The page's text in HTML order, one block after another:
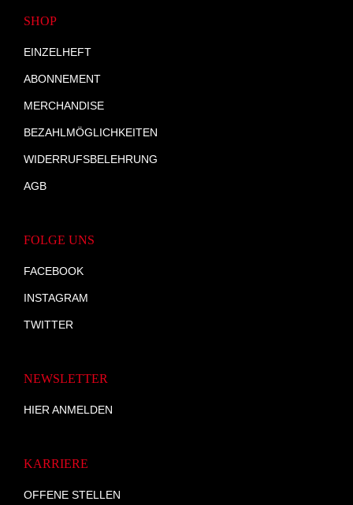
SHOP
EINZELHEFT
ABONNEMENT
MERCHANDISE
BEZAHLMÖGLICHKEITEN
WIDERRUFSBELEHRUNG
AGB
FOLGE UNS
FACEBOOK
INSTAGRAM
TWITTER
NEWSLETTER
HIER ANMELDEN
KARRIERE
OFFENE STELLEN